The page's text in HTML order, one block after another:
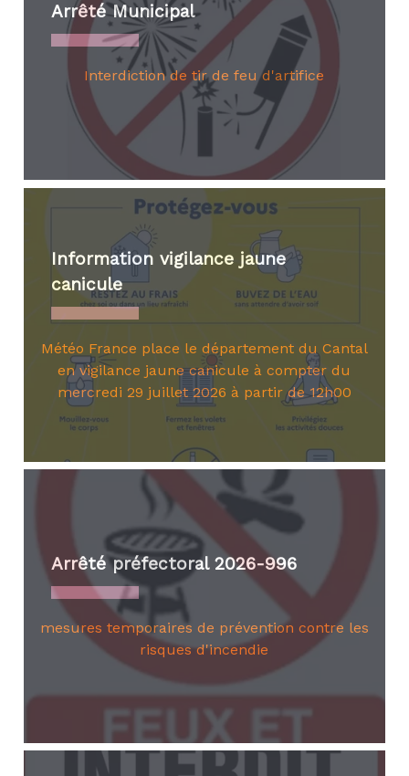
Arrêté Municipal
Interdiction de tir de feu d'artifice
Information vigilance jaune
canicule
Météo France place le département du Cantal
en vigilance jaune canicule à compter du
mercredi 29 juillet 2026 à partir de 12h00
Arrêté préfectoral 2026-996
mesures temporaires de prévention contre les
risques d'incendie